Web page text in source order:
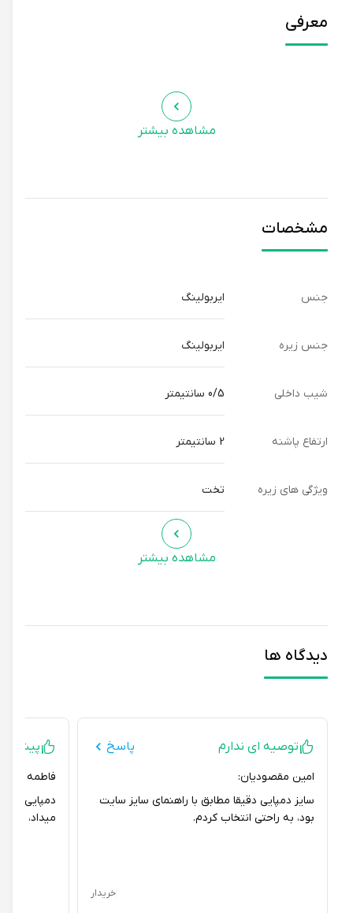
معرفی
مشاهده بیشتر
مشخصات
جنس ایربولینگ
جنس زیره ایربولینگ
شیب داخلی
ارتفاع پاشنه
ویژگی های زیره تخت
مشاهده بیشتر
دیدگاه ها
توصیه ای ندارم پاسخ
امین مقصودیان:
سایز دمپایی دقیقا مطابق با راهنمای سایز سایت
بود، به راحتی انتخاب کردم.
خریدار
پیشنهاد
فاطمه گنج
دمپایی رو
میداد،